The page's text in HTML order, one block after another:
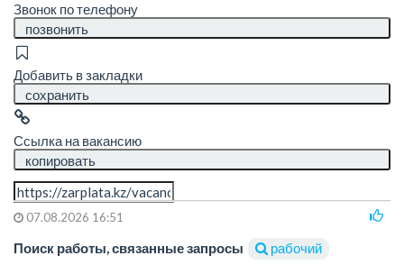
Звонок по телефону
позвонить
Добавить в закладки
сохранить
Ссылка на вакансию
копировать
07.08.2026 16:51
Поиск работы, связанные запросы
рабочий